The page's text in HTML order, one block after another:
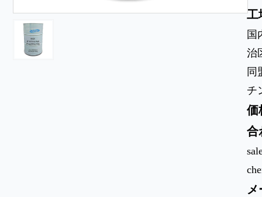
工
国
治
同
チ
価
合